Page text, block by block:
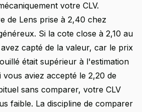
votre CLV.
de Lens prise à 2,40 chez
Si la cote close à 2,10 au
capté de la valeur, car le prix
était supérieur à l'estimation
aviez accepté le 2,20 de
sans comparer, votre CLV
faible. La discipline de comparer